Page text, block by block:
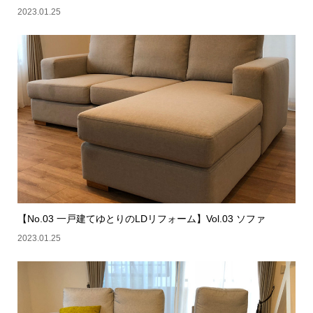
2023.01.25
【No.03 一戸建てゆとりのLDリフォーム】Vol.03 ソファ
2023.01.25